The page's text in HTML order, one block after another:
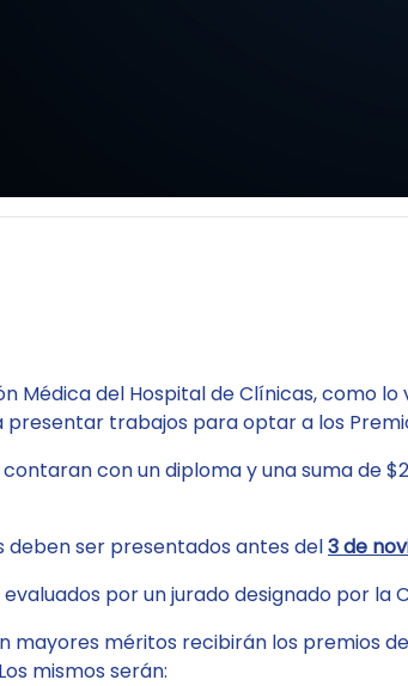
Médica del Hospital de Clínicas, como
presentar trabajos para optar a los
contaran con un diploma y una suma de
deben ser presentados antes del3 de
por un jurado designado por la
mayores méritos recibirán los premios
mismos serán: